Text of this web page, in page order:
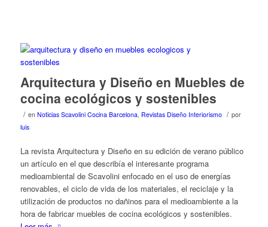
Arquitectura y Diseño en Muebles de
cocina ecológicos y sostenibles
/ en Noticias Scavolini Cocina Barcelona, Revistas Diseño Interiorismo / por
luis
La revista Arquitectura y Diseño en su edición de verano público
un artículo en el que describía el interesante programa
medioambiental de Scavolini enfocado en el uso de energías
renovables, el ciclo de vida de los materiales, el reciclaje y la
utilización de productos no dañinos para el medioambiente a la
hora de fabricar muebles de cocina ecológicos y sostenibles.